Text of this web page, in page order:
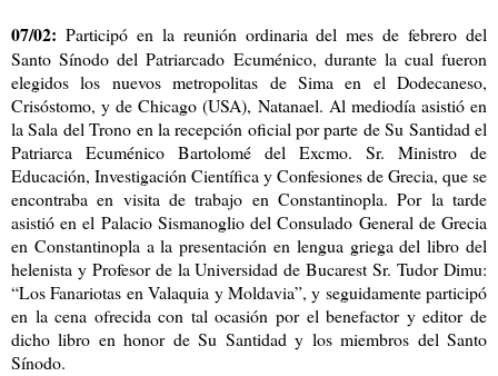
07/02: Participó en la reunión ordinaria del mes de febrero del
Santo Sínodo del Patriarcado Ecuménico, durante la cual fueron
elegidos los nuevos metropolitas de Sima en el Dodecaneso,
Crisóstomo, y de Chicago (USA), Natanael. Al mediodía asistió en
la Sala del Trono en la recepción oficial por parte de Su Santidad el
Patriarca Ecuménico Bartolomé del Excmo. Sr. Ministro de
Educación, Investigación Científica y Confesiones de Grecia, que se
encontraba en visita de trabajo en Constantinopla. Por la tarde
asistió en el Palacio Sismanoglio del Consulado General de Grecia
en Constantinopla a la presentación en lengua griega del libro del
helenista y Profesor de la Universidad de Bucarest Sr. Tudor Dimu:
“Los Fanariotas en Valaquia y Moldavia”, y seguidamente participó
en la cena ofrecida con tal ocasión por el benefactor y editor de
dicho libro en honor de Su Santidad y los miembros del Santo
Sínodo.